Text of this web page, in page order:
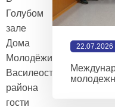
Голубом
зале
Дома
Молодёжи
Василеостровского
района
гости
22.07.2026